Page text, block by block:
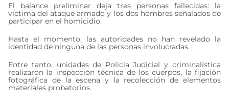
El balance preliminar deja tres personas fallecidas: la
víctima del ataque armado y los dos hombres señalados de
participar en el homicidio.
Hasta el momento, las autoridades no han revelado la
identidad de ninguna de las personas involucradas.
Entre tanto, unidades de Policía Judicial y criminalística
realizaron la inspección técnica de los cuerpos, la fijación
fotográfica de la escena y la recolección de elementos
materiales probatorios.